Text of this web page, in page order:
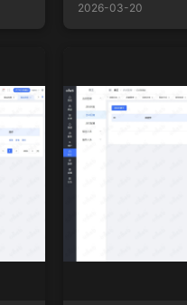
2026-03-20